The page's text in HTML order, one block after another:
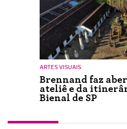
ARTES VISUAIS
Brennand faz
ateliê e da
Bienal de SP